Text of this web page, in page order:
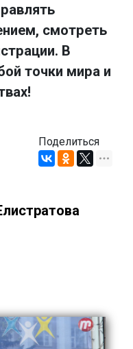
смотреть
В
точки мира и
Поделиться